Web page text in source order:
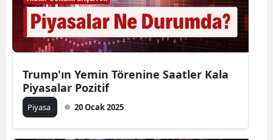
Trump'ın Yemin Törenine Saatler Kala
Piyasalar Pozitif
Piyasa 20 Ocak 2025